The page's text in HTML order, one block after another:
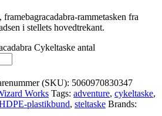
rammetasken fra
i stellets hovedtrekant.
Cykeltaske antal
(SKU): 5060970830347
Works Tags: adventure, cykeltaske,
plastikbund, steltaske Brands: